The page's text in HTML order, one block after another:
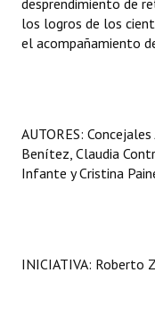
desprendimiento de
los logros de los
el acompañamiento
AUTORES:
Benítez, Claudia
Infante y Cristina
INICIATIVA: Roberto